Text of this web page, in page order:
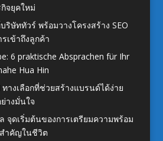
จยุคใหม่
ริษัททัวร์ พร้อมวางโครงสร้าง SEO
เข้าถึงลูกค้า
6 praktische Absprachen für Ihr
Hua Hin
างเลือกที่ช่วยสร้างแบรนด์ได้ง่าย
างมั่นใจ
จุดเริ่มต้นของการเตรียมความพร้อม
ำคัญในชีวิต